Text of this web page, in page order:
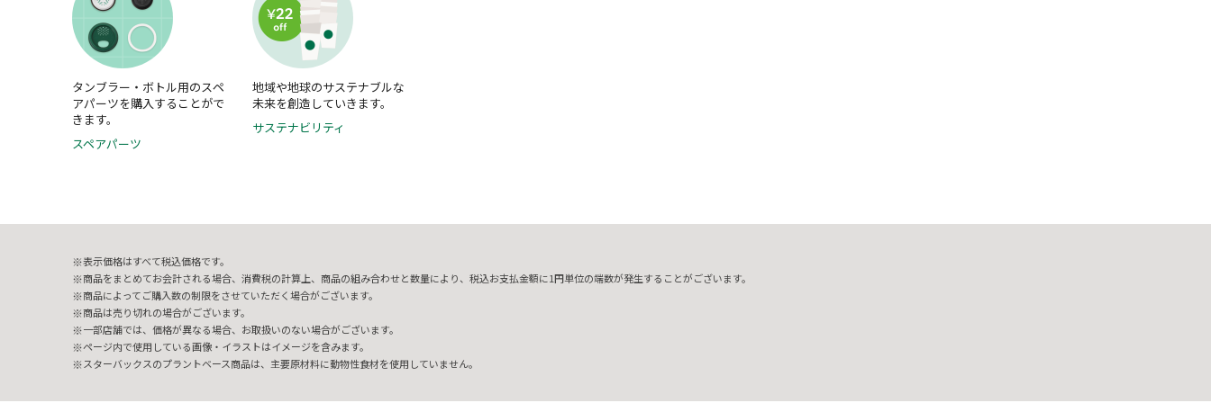
タンブラー・ボトル用のスペ
アパーツを購入することがで
きます。
スペアパーツ
地域や地球のサステナブルな
未来を創造していきます。
サステナビリティ
表示価格はすべて税込価格です。
商品をまとめてお会計される場合、消費税の計算上、商品の組み合わせと数量により、税込お支払金額に1円単位の端数が発生することがございます。
商品によってご購入数の制限をさせていただく場合がございます。
商品は売り切れの場合がございます。
一部店舗では、価格が異なる場合、お取扱いのない場合がございます。
ページ内で使用している画像・イラストはイメージを含みます。
スターバックスのプラントベース商品は、主要原材料に動物性食材を使用していません。